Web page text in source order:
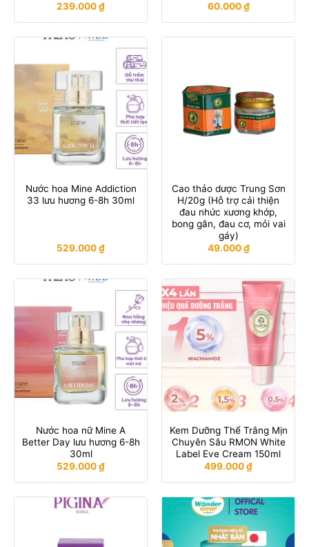
239.000₫
60.000₫
Nước hoa Mine Addiction
33 lưu hương 6-8h 30ml
529.000₫
Cao thảo dược Trung Sơn
H/20g (Hỗ trợ cải thiện
đau nhức xương khớp,
bong gân, đau cơ, mỏi vai
gáy)
49.000₫
Nước hoa nữ Mine A
Better Day lưu hương 6-8h
30ml
529.000₫
Kem Dưỡng Thể Trắng Mịn
Chuyên Sâu RMON White
Label Eve Cream 150ml
499.000₫